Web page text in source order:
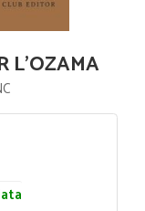
L'OZAMA